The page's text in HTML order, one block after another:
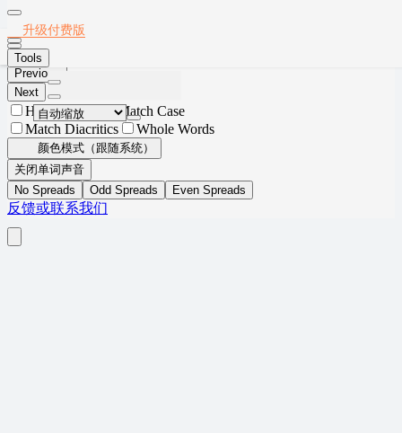
2020年12月英语六级真题(第2套)
Thumbnails
Current Outline Item
Previous
Next
Highlight All
Match Case
Match Diacritics
Whole Words
颜色模式（跟随系统）
关闭单词声音
No Spreads
Odd Spreads Even Spreads
反馈或联系我们
升级付费版
Tools